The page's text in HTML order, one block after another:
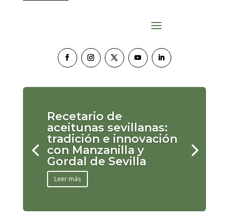
Recetario de
aceitunas sevillanas:
tradición e innovación
con Manzanilla y
Gordal de Sevilla
Leer más